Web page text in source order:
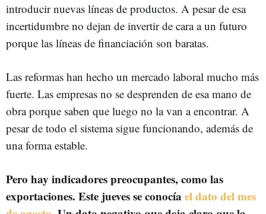
introducir nuevas líneas de productos. A pesar de esa
incertidumbre no dejan de invertir de cara a un futuro
porque las líneas de financiación son baratas.
Las reformas han hecho un mercado laboral mucho más
fuerte. Las empresas no se desprenden de esa mano de
obra porque saben que luego no la van a encontrar. A
pesar de todo el sistema sigue funcionando, además de
una forma estable.
Pero hay indicadores preocupantes, como las
exportaciones. Este jueves se conocía el dato del mes